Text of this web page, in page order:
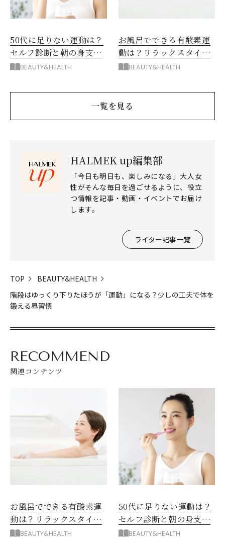
50代に足りない運動は？
セルフ診断と朝の身支度
を「運動」に変える朝習
BEAUTY&HEALTH
お風呂でできる有酸素運
動は？リラックスタイム
に体を整える夜習慣
BEAUTY&HEALTH
一覧を見る
HALMEK up編集部
「今日も明日も、楽しみになる」大人女
性がそんな毎日を過ごせるように、役立
つ情報を記事・動画・イベントでお届け
します。
ライター記事一覧
TOP
BEAUTY&HEALTH
階段はゆっくり下りたほうが「運動」になる？少しの工夫で体を
鍛える昼習慣
RECOMMEND
関連コンテンツ
お風呂でできる有酸素運
動は？リラックスタイム
に体を整える夜習慣
BEAUTY&HEALTH
50代に足りない運動は？
セルフ診断と朝の身支度
を「運動」に変える朝習
BEAUTY&HEALTH